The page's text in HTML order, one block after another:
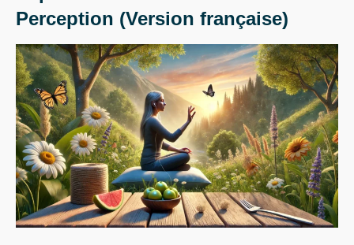
Perception (Version française)